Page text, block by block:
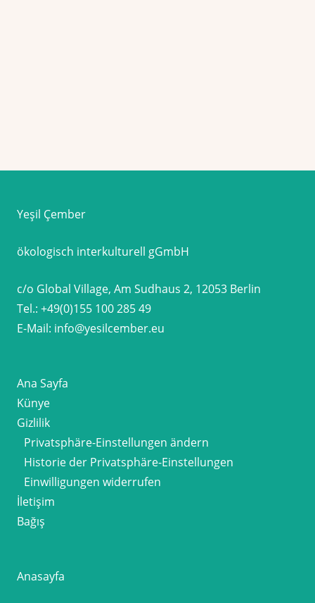
Yeşil Çember
ökologisch interkulturell gGmbH
c/o Global Village, Am Sudhaus 2, 12053 Berlin
Tel.: +49(0)155 100 285 49
E-Mail: info@yesilcember.eu
Ana Sayfa
Künye
Gizlilik
Privatsphäre-Einstellungen ändern
Historie der Privatsphäre-Einstellungen
Einwilligungen widerrufen
İletişim
Bağış
Anasayfa